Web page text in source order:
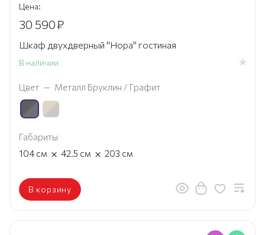
Цена:
30 590₽
Шкаф двухдверный "Нора" гостиная
В наличии
Цвет — Металл Бруклин / Графит
Габариты
104 см × 42.5 см × 203 см
В корзину